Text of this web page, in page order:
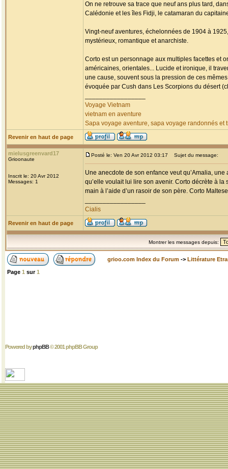
On ne retrouve sa trace que neuf ans plus tard,
Calédonie et les îles Fidji, le catamaran du
Vingt-neuf aventures, échelonnées de 1904 à
mystérieux, romantique et anarchiste.
Corto est un personnage aux multiples facettes et
américaines, orientales... Lucide et ironique, il
une cause, souvent sous la pression de ces
évoquée par Cush dans Les Scorpions du désert
Voyage Vietnam
vietnam en aventure
Sapa voyage aventure, sapa voyage randonnés et
Revenir en haut de page
mielusgreenvard17
Grioonaute
Inscrit le: 20 Avr 2012
Messages: 1
Posté le: Ven 20 Avr 2012 03:17 Sujet du message:
Une anecdote de son enfance veut qu’Amalia,
qu’elle voulait lui lire son avenir. Corto décrète à
main à l’aide d’un rasoir de son père. Corto
Cialis
Revenir en haut de page
Montrer les messages depuis:
grioo.com Index du Forum -> Littérature
Page 1 sur1
Powered byphpBB© 2001 phpBB Group